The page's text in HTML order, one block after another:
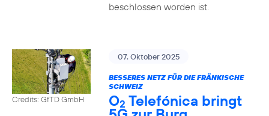
beschlossen worden ist.
Credits: GfTD GmbH
07. Oktober 2025
BESSERES NETZ FÜR DIE FRÄNKISCHE
SCHWEIZ
O2 Telefónica bringt